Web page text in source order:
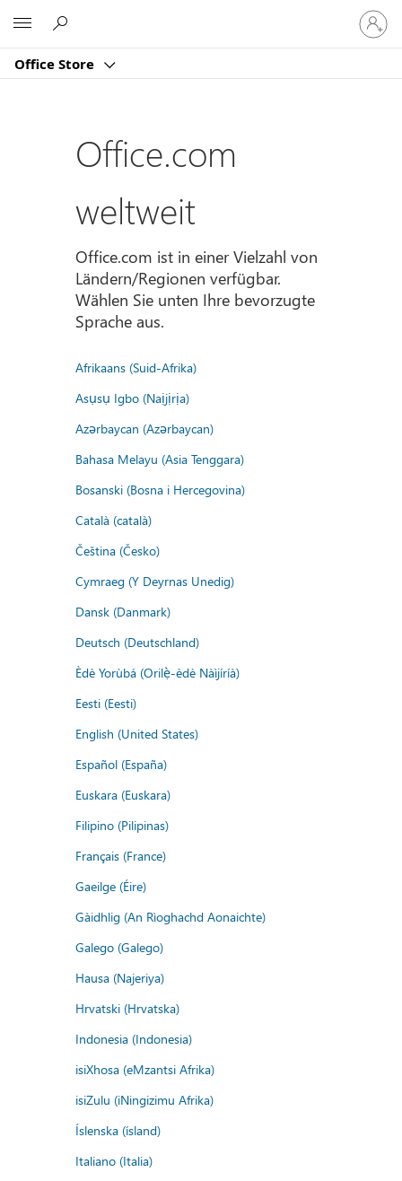
Office Store
Bei
Ihrem
Konto
Office.com
weltweit
Office.com ist in einer Vielzahl von
Ländern/Regionen verfügbar.
Wählen Sie unten Ihre bevorzugte
Sprache aus.
Afrikaans (Suid-Afrika)
Asụsụ Igbo (Naịjịrịa)
Azərbaycan (Azərbaycan)
Bahasa Melayu (Asia Tenggara)
Bosanski (Bosna i Hercegovina)
Català (català)
Čeština (Česko)
Cymraeg (Y Deyrnas Unedig)
Dansk (Danmark)
Deutsch (Deutschland)
Èdè Yorùbá (Orilẹ̀-èdè Nàìjíríà)
Eesti (Eesti)
English (United States)
Español (España)
Euskara (Euskara)
Filipino (Pilipinas)
Français (France)
Gaeilge (Éire)
Gàidhlig (An Rìoghachd Aonaichte)
Galego (Galego)
Hausa (Najeriya)
Hrvatski (Hrvatska)
Indonesia (Indonesia)
isiXhosa (eMzantsi Afrika)
isiZulu (iNingizimu Afrika)
Íslenska (ísland)
Italiano (Italia)